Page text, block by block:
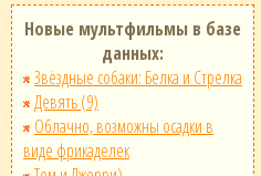
Новые мультфильмы в базе
данных:
Звёздные собаки: Белка и Стрелка
Девять (9)
Облачно, возможны осадки в
виде фрикаделек